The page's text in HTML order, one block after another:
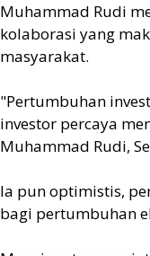
Muhammad Rudi
kolaborasi yang
masyarakat.
"Pertumbuhan
investor percaya
Muhammad Rudi,
Ia pun optimistis,
bagi pertumbuhan